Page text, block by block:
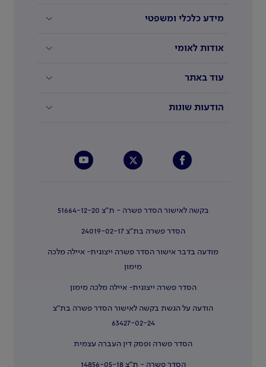
מידע כלכלי ומשפטי
אודות לאומי
עוד באתר
הודעות שונות
בקשה לאישור הסדר פשרה - ת"צ 51664-12-20
הסדר פשרה בת"צ 24019-02-17
מודעה בדבר אישור הסדר פשרה ייצוגית- איילה מלכה
מימון
הסדר פשרה ייצוגית- איילה מלכה מימון
הודעה על הגשת בקשה לאישור הסדר פשרה בת"צ
63427-02-24
הסדר פשרה ופסק דין העברה עצמית
הסדר פשרה - ת"צ 14856-05-18